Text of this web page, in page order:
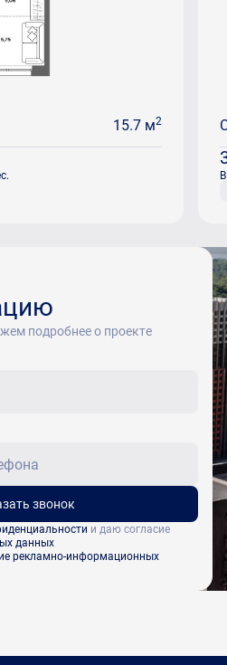
15.7 м2
подробнее о проекте
звонок
и даю согласие
данных
рекламно-информационных